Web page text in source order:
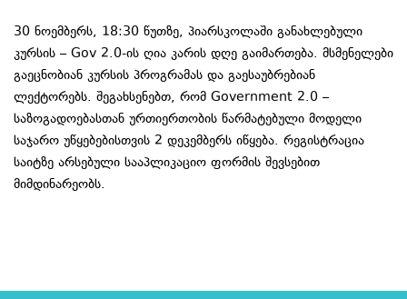
30 ნოემბერს, 18:30 წუთზე, პიარსკოლაში განახლებული
კურსის – Gov 2.0-ის ღია კარის დღე გაიმართება. მსმენელები
გაეცნობიან კურსის პროგრამას და გაესაუბრებიან
ლექტორებს. შეგახსენებთ, რომ Government 2.0 –
საზოგადოებასთან ურთიერთობის წარმატებული მოდელი
საჯარო უწყებებისთვის 2 დეკემბერს იწყება. რეგისტრაცია
საიტზე არსებული სააპლიკაციო ფორმის შევსებით
მიმდინარეობს.